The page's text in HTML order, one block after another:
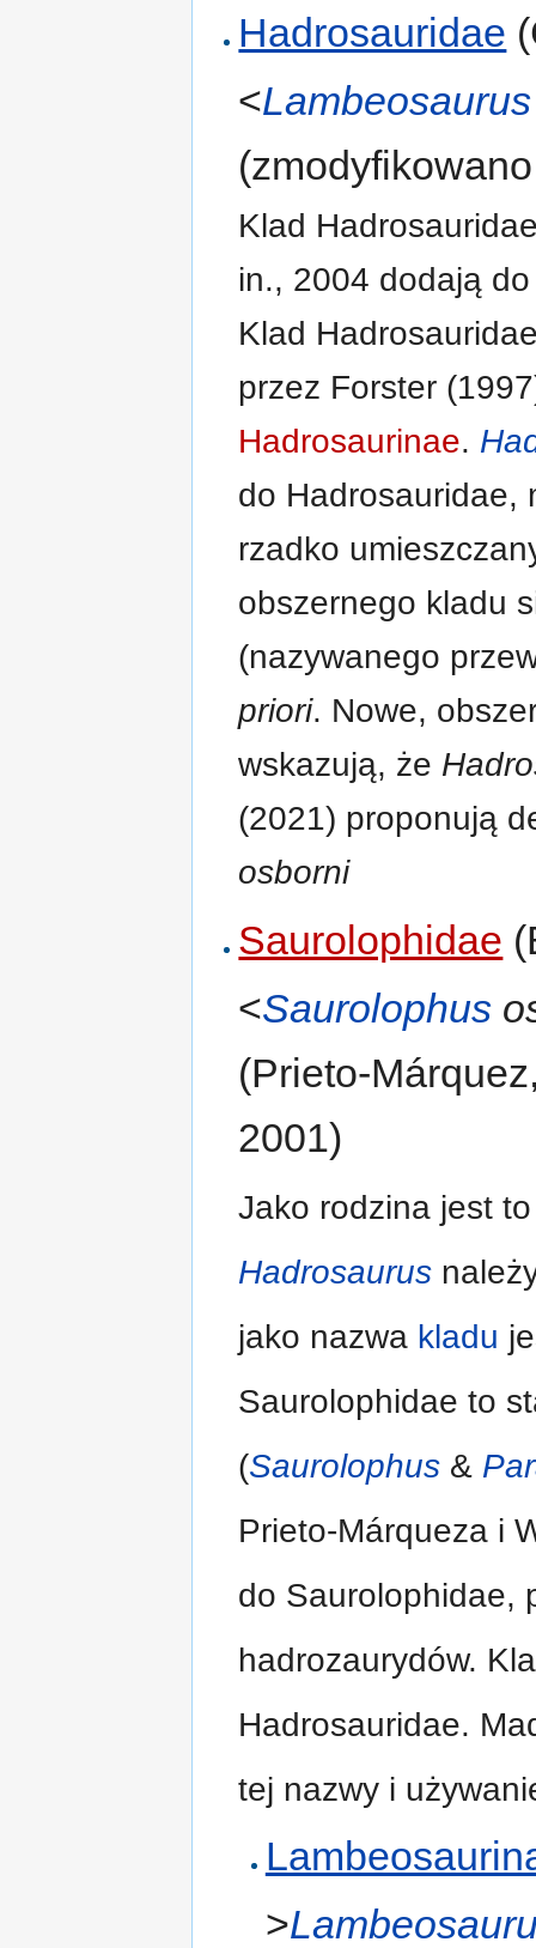
Hadrosauridae
<Lambeosaurus
Klad
in., 2004 dodają
Klad
przez Forster
Hadrosaurinae.
do Hadrosauridae,
rzadko
obszernego kladu
(nazywanego
priori. Nowe,
wskazują, że
(2021) proponują
osborni
Saurolophidae
<Saurolophus
(Prieto-
2001)
Jako rodzina jest
Hadrosaurus
jako nazwa kladu
Saurolophidae to
(Saurolophus &
Prieto-Márqueza i
do Saurolophidae,
hadrozaurydów.
Hadrosauridae.
tej nazwy i
>